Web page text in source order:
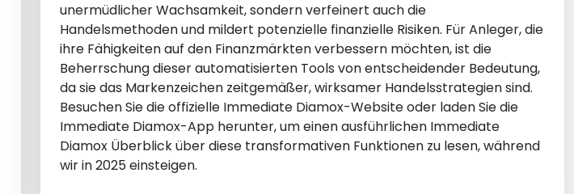
unermüdlicher Wachsamkeit, sondern verfeinert auch die
Handelsmethoden und mildert potenzielle finanzielle Risiken. Für Anleger, die
ihre Fähigkeiten auf den Finanzmärkten verbessern möchten, ist die
Beherrschung dieser automatisierten Tools von entscheidender Bedeutung,
da sie das Markenzeichen zeitgemäßer, wirksamer Handelsstrategien sind.
Besuchen Sie die offizielle Immediate Diamox-Website oder laden Sie die
Immediate Diamox-App herunter, um einen ausführlichen Immediate
Diamox Überblick über diese transformativen Funktionen zu lesen, während
wir in 2025 einsteigen.